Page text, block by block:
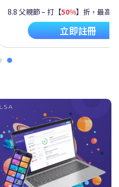
8.8 父親節 – 打【50%】折，最高
立即註冊